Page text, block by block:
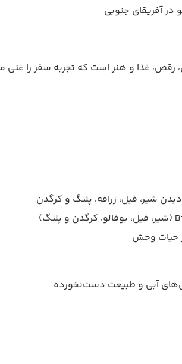
در آفریقای جنوبی
غذا و هنر است که تجربه سفر را غنی
دیدن شیر، فیل، زرافه، پلنگ و کرگدن
حیات وحش
آبی و طبیعت دست‌نخورده